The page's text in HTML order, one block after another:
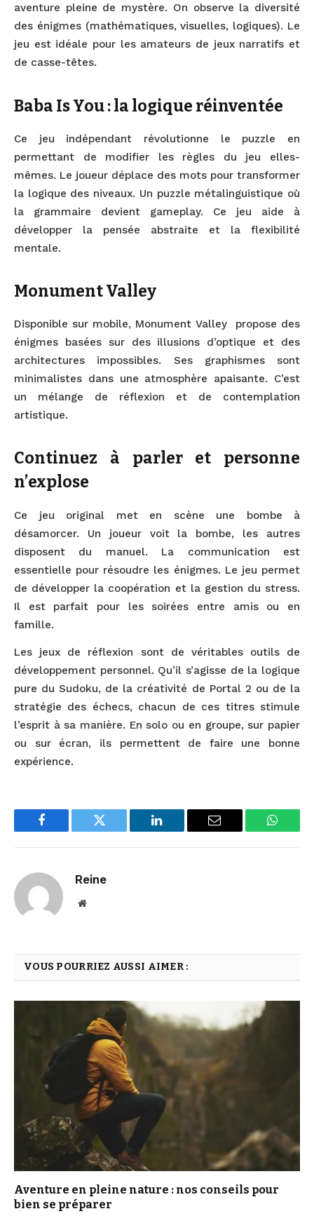
aventure pleine de mystère. On observe la diversité
des énigmes (mathématiques, visuelles, logiques). Le
jeu est idéale pour les amateurs de jeux narratifs et
de casse-têtes.
Baba Is You : la logique réinventée
Ce jeu indépendant révolutionne le puzzle en
permettant de modifier les règles du jeu elles-
mêmes. Le joueur déplace des mots pour transformer
la logique des niveaux. Un puzzle métalinguistique où
la grammaire devient gameplay. Ce jeu aide à
développer la pensée abstraite et la flexibilité
mentale.
Monument Valley
Disponible sur mobile, Monument Valley propose des
énigmes basées sur des illusions d’optique et des
architectures impossibles. Ses graphismes sont
minimalistes dans une atmosphère apaisante. C’est
un mélange de réflexion et de contemplation
artistique.
Continuez à parler et personne
n’explose
Ce jeu original met en scène une bombe à
désamorcer. Un joueur voit la bombe, les autres
disposent du manuel. La communication est
essentielle pour résoudre les énigmes. Le jeu permet
de développer la coopération et la gestion du stress.
Il est parfait pour les soirées entre amis ou en
famille.
Les jeux de réflexion sont de véritables outils de
développement personnel. Qu’il s’agisse de la logique
pure du Sudoku, de la créativité de Portal 2 ou de la
stratégie des échecs, chacun de ces titres stimule
l’esprit à sa manière. En solo ou en groupe, sur papier
ou sur écran, ils permettent de faire une bonne
expérience.
Facebook Twitter LinkedIn Email
Reine
Website
VOUS POURRIEZ AUSSI AIMER :
Aventure en pleine nature : nos conseils pour
bien se préparer